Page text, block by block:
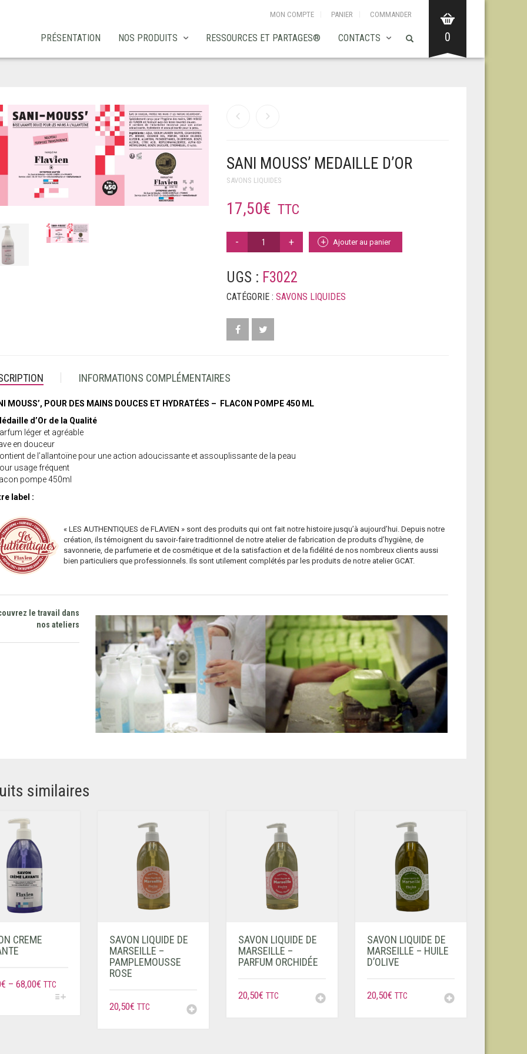
MON COMPTE PANIER COMMANDER
PRÉSENTATION NOS PRODUITS RESSOURCES ET PARTAGES® CONTACTS 0
SANI MOUSS’ MEDAILLE D’OR
SAVONS LIQUIDES
17,50€ TTC
MEDAILLE
Ajouter au panier
UGS : F3022
CATÉGORIE : SAVONS LIQUIDES
INFORMATIONS COMPLÉMENTAIRES
MOUSS’, POUR DES MAINS DOUCES ET HYDRATÉES – FLACON POMPE 450 ML
d’Or de la Qualité
léger et agréable
en douceur
de l’allantoïne pour une action adoucissante et assouplissante de la peau
usage fréquent
pompe 450ml
label :
« LES AUTHENTIQUES de FLAVIEN » sont des produits qui ont fait notre histoire jusqu’à aujourd’hui. Depuis notre
création, ils témoignent du savoir-faire traditionnel de notre atelier de fabrication de produits d’hygiène, de
savonnerie, de parfumerie et de cosmétique et de la satisfaction et de la fidélité de nos nombreux clients aussi
bien particuliers que professionnels. Ils sont utilement complétés par les produits de notre atelier GCAT.
le travail dans
nos ateliers
similaires
CREME
€ – 68,00€ TTC
SAVON LIQUIDE DE
MARSEILLE –
PAMPLEMOUSSE
ROSE
20,50€ TTC
SAVON LIQUIDE DE
MARSEILLE –
PARFUM ORCHIDÉE
20,50€ TTC
SAVON LIQUIDE DE
MARSEILLE – HUILE
D’OLIVE
20,50€ TTC